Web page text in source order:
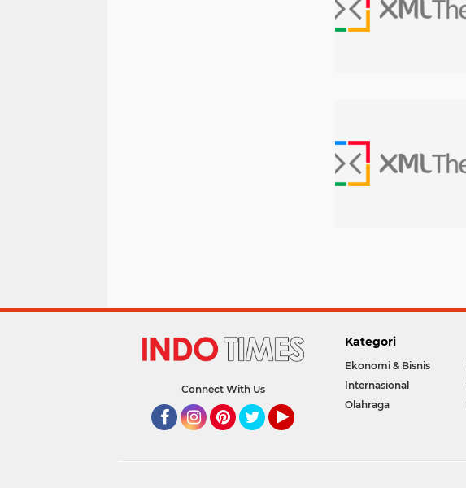
Connect With Us
Kategori
Ekonomi & Bisnis
Internasional
Olahraga